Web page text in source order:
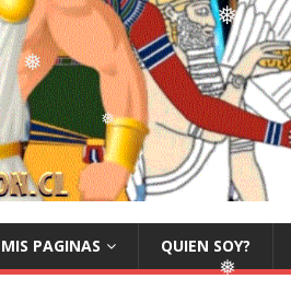
❅
❅ ❅
MIS PAGINAS QUIEN SOY?